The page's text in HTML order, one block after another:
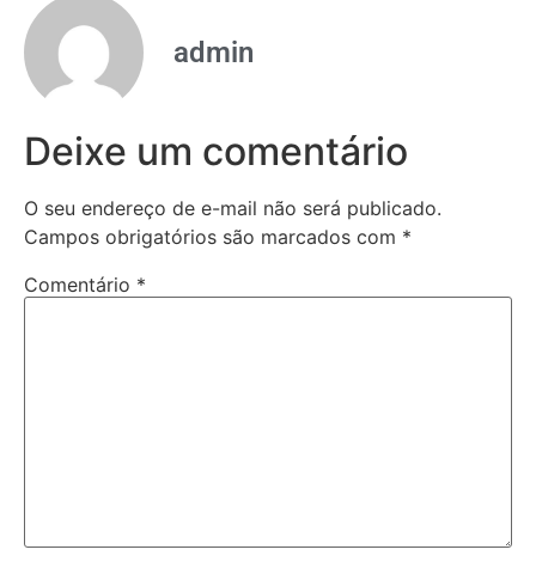
admin
Deixe um comentário
O seu endereço de e-mail não será publicado.
Campos obrigatórios são marcados com *
Comentário *